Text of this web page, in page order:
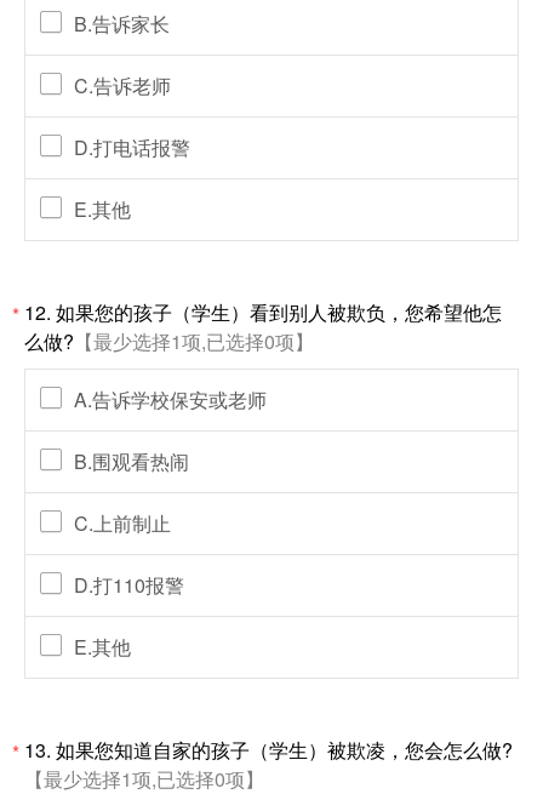
B.告诉家长
C.告诉老师
D.打电话报警
E.其他
* 12. 如果您的孩子（学生）看到别人被欺负，您希望他怎
么做? 【最少选择1项,已选择0项】
A.告诉学校保安或老师
B.围观看热闹
C.上前制止
D.打110报警
E.其他
* 13. 如果您知道自家的孩子（学生）被欺凌，您会怎么做?
【最少选择1项,已选择0项】